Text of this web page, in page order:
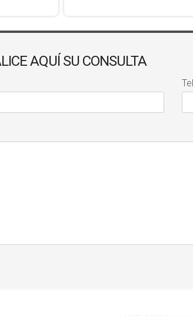
AQUÍ SU CONSULTA